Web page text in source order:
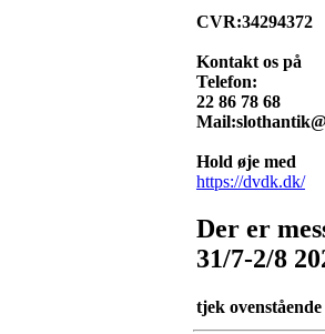
CVR:34294372
Kontakt os på
Telefon:
22 86 78 68
Hold øje med
https://dvdk.dk/
Der er
31/7-2/8
tjek